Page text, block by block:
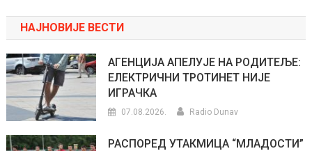
НАЈНОВИЈЕ ВЕСТИ
АГЕНЦИЈА АПЕЛУЈЕ НА РОДИТЕЉЕ:
ЕЛЕКТРИЧНИ ТРОТИНЕТ НИЈЕ
ИГРАЧКА
07.08.2026. Radio Dunav
РАСПОРЕД УТАКМИЦА “МЛАДОСТИ”